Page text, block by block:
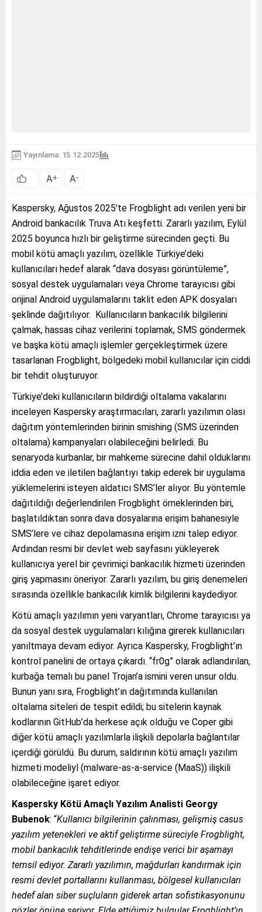
Yayınlama: 15.12.2025
A+ A-
Kaspersky, Ağustos 2025’te Frogblight adı verilen yeni bir
Android bankacılık Truva Atı keşfetti. Zararlı yazılım, Eylül
2025 boyunca hızlı bir geliştirme sürecinden geçti. Bu
mobil kötü amaçlı yazılım, özellikle Türkiye’deki
kullanıcıları hedef alarak “dava dosyası görüntüleme”,
sosyal destek uygulamaları veya Chrome tarayıcısı gibi
orijinal Android uygulamalarını taklit eden APK dosyaları
şeklinde dağıtılıyor. Kullanıcıların bankacılık bilgilerini
çalmak, hassas cihaz verilerini toplamak, SMS göndermek
ve başka kötü amaçlı işlemler gerçekleştirmek üzere
tasarlanan Frogblight, bölgedeki mobil kullanıcılar için ciddi
bir tehdit oluşturuyor.
Türkiye’deki kullanıcıların bildirdiği oltalama vakalarını
inceleyen Kaspersky araştırmacıları, zararlı yazılımın olası
dağıtım yöntemlerinden birinin smishing (SMS üzerinden
oltalama) kampanyaları olabileceğini belirledi. Bu
senaryoda kurbanlar, bir mahkeme sürecine dahil olduklarını
iddia eden ve iletilen bağlantıyı takip ederek bir uygulama
yüklemelerini isteyen aldatıcı SMS’ler alıyor. Bu yöntemle
dağıtıldığı değerlendirilen Frogblight örneklerinden biri,
başlatıldıktan sonra dava dosyalarına erişim bahanesiyle
SMS’lere ve cihaz depolamasına erişim izni talep ediyor.
Ardından resmi bir devlet web sayfasını yükleyerek
kullanıcıya yerel bir çevrimiçi bankacılık hizmeti üzerinden
giriş yapmasını öneriyor. Zararlı yazılım, bu giriş denemeleri
sırasında özellikle bankacılık kimlik bilgilerini kaydediyor.
Kötü amaçlı yazılımın yeni varyantları, Chrome tarayıcısı ya
da sosyal destek uygulamaları kılığına girerek kullanıcıları
yanıltmaya devam ediyor. Ayrıca Kaspersky, Frogblight’ın
kontrol panelini de ortaya çıkardı. “fr0g” olarak adlandırılan,
kurbağa temalı bu panel Trojan’a ismini veren unsur oldu.
Bunun yanı sıra, Frogblight’ın dağıtımında kullanılan
oltalama siteleri de tespit edildi; bu sitelerin kaynak
kodlarının GitHub’da herkese açık olduğu ve Coper gibi
diğer kötü amaçlı yazılımlarla ilişkili depolarla bağlantılar
içerdiği görüldü. Bu durum, saldırının kötü amaçlı yazılım
hizmeti modeliyl (malware-as-a-service (MaaS)) ilişkili
olabileceğine işaret ediyor.
Kaspersky Kötü Amaçlı Yazılım Analisti Georgy
Bubenok: “Kullanıcı bilgilerinin çalınması, gelişmiş casus
yazılım yetenekleri ve aktif geliştirme süreciyle Frogblight,
mobil bankacılık tehditlerinde endişe verici bir aşamayı
temsil ediyor. Zararlı yazılımın, mağdurları kandırmak için
resmi devlet portallarını kullanması, bölgesel kullanıcıları
hedef alan siber suçluların giderek artan sofistikasyonunu